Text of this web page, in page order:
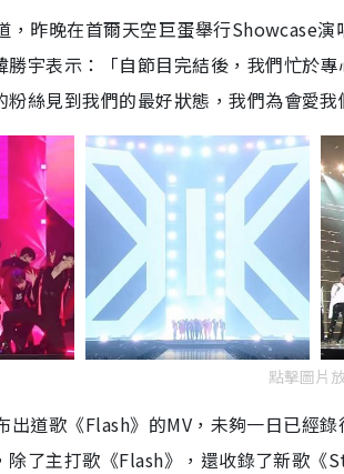
，昨晚在首爾天空巨蛋舉行Showcase
勝宇表示：「自節目完結後，我們忙於
絲見到我們的最好狀態，我們為會愛
點擊圖片
出道歌《Flash》的MV，未夠一日已經
除了主打歌《Flash》，還收錄了新歌